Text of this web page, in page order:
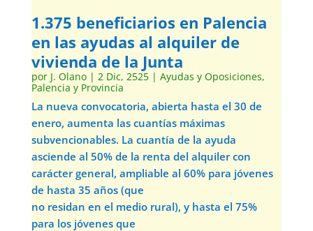
1.375 beneficiarios en Palencia
en las ayudas al alquiler de
vivienda de la Junta
por J. Olano| 2 Dic, 2525| Ayudas y Oposiciones,
Palencia y Provincia
La nueva convocatoria, abierta hasta el 30 de
enero, aumenta las cuantías máximas
subvencionables. La cuantía de la ayuda
asciende al 50% de la renta del alquiler con
carácter general, ampliable al 60% para jóvenes
de hasta 35 años (que
no residan en el medio rural), y hasta el 75%
para los jóvenes que